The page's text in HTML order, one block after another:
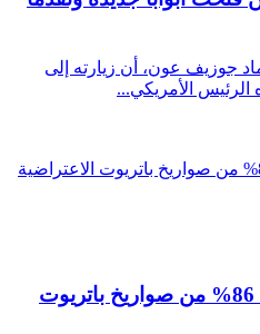
جوزيف عون، أن زيارته إلى
الرئيس الأمريكي...
رويترز: السعودية استهلكت 86% من صواريخ باتريوت